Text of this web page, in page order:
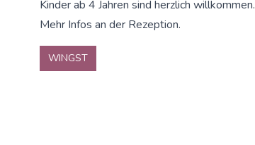
Kinder ab 4 Jahren sind herzlich willkommen.
Mehr Infos an der Rezeption.
WINGST